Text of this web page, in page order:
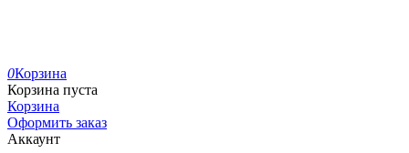
0Корзина
Корзина пуста
Корзина
Оформить заказ
Аккаунт